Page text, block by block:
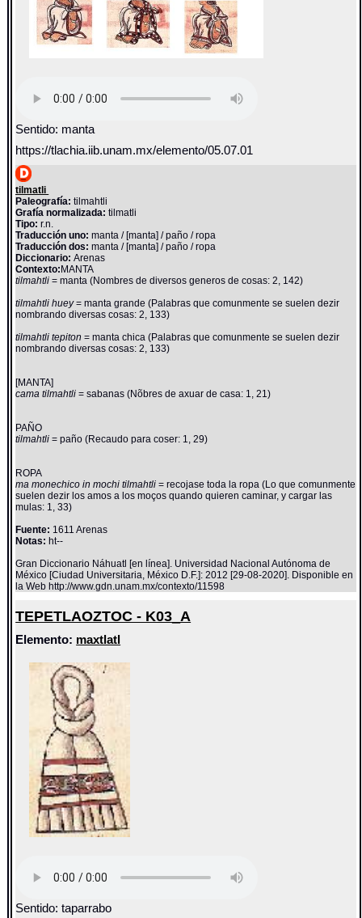
Sentido: manta
https://tlachia.iib.unam.mx/elemento/05.07.01
tilmatli
Paleografía: tilmahtli
Grafía normalizada: tilmatli
Tipo: r.n.
Traducción uno: manta / [manta] / paño / ropa
Traducción dos: manta / [manta] / paño / ropa
Diccionario:Arenas
Contexto:MANTA
tilmahtli= manta (Nombres de diversos generos de cosas: 2, 142)
tilmahtli huey= manta grande (Palabras que comunmente se suelen dezir
nombrando diversas cosas: 2, 133)
tilmahtli tepiton= manta chica (Palabras que comunmente se suelen dezir
nombrando diversas cosas: 2, 133)
[MANTA]
cama tilmahtli= sabanas (Nõbres de axuar de casa: 1, 21)
PAÑO
tilmahtli= paño (Recaudo para coser: 1, 29)
ROPA
ma monechico in mochi tilmahtli= recojase toda la ropa (Lo que comunmente
suelen dezir los amos a los moços quando quieren caminar, y cargar las
mulas: 1, 33)
Fuente: 1611 Arenas
Notas: ht--
Gran Diccionario Náhuatl [en línea]. Universidad Nacional Autónoma de
México [Ciudad Universitaria, México D.F.]: 2012 [29-08-2020]. Disponible en
la Web http://www.gdn.unam.mx/contexto/11598
TEPETLAOZTOC - K03_A
Elemento: maxtlatl
Sentido: taparrabo